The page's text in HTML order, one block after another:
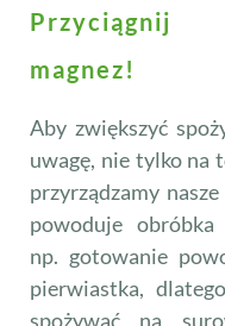
Przyciągnij
magnez!
Aby zwiększyć
uwagę, nie tylko na
przyrządzamy
powoduje
np. gotowanie
pierwiastka,
spożywać na